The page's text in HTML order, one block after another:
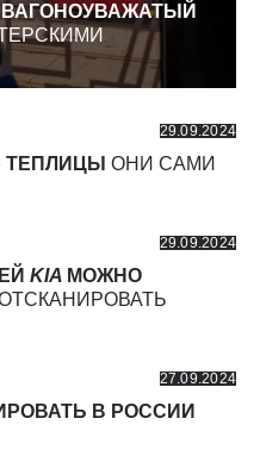
29.09.2024
ТЕПЛИЦЫ ОНИ САМИ
29.09.2024
KIA МОЖНО
27.09.2024
В РОССИИ